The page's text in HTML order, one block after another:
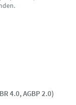
4.0, AGBP 2.0)